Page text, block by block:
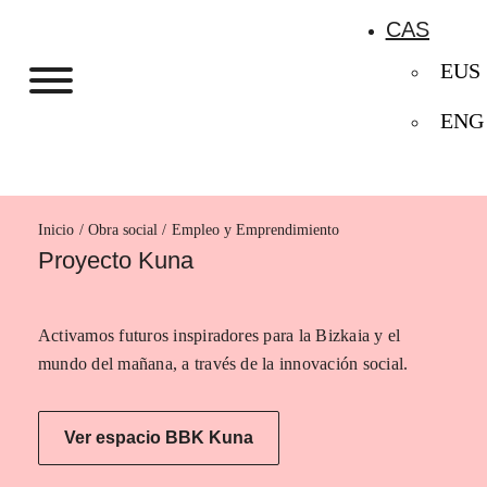
CAS
EUS
ENG
Inicio Empleo y Emprendimiento
Proyecto Kuna
Activamos futuros inspiradores para la Bizkaia y el
mundo del mañana, a través de la innovación social.
Ver espacio BBK Kuna